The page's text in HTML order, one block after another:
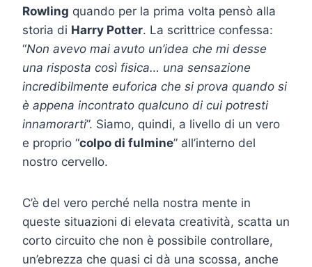
Rowling quando per la prima volta pensò alla
storia di Harry Potter. La scrittrice confessa:
“Non avevo mai avuto un’idea che mi desse
una risposta così fisica… una sensazione
incredibilmente euforica che si prova quando si
è appena incontrato qualcuno di cui potresti
innamorarti”. Siamo, quindi, a livello di un vero
e proprio “colpo di fulmine” all’interno del
nostro cervello.
C’è del vero perché nella nostra mente in
queste situazioni di elevata creatività, scatta un
corto circuito che non è possibile controllare,
un’ebrezza che quasi ci dà una scossa, anche